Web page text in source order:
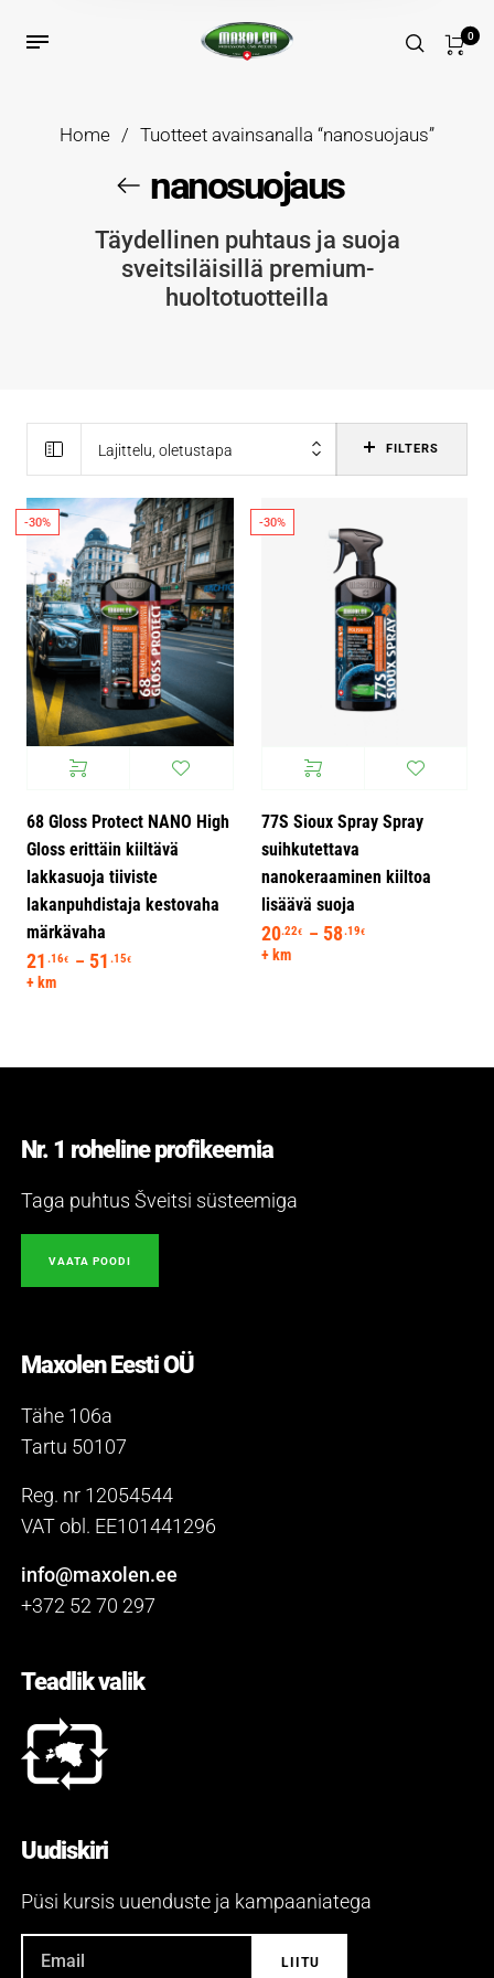
0
Home / Tuotteet avainsanalla “nanosuojaus”
nanosuojaus
Täydellinen puhtaus ja suoja
sveitsiläisillä premium-
huoltotuotteilla
Lajittelu, oletustapa FILTERS
-30%
68 Gloss Protect NANO High
Gloss erittäin kiiltävä
lakkasuoja tiiviste
lakanpuhdistaja kestovaha
märkävaha
21 .16€ – 51 .15€ Hintaluokka: 21.16€ - 51.15€
+ km
-30%
77S Sioux Spray Spray
suihkutettava
nanokeraaminen kiiltoa
lisäävä suoja
20.22€ – 58.19€
+ km
Nr. 1 roheline profikeemia
Taga puhtus Šveitsi süsteemiga
VAATA POODI
Maxolen Eesti OÜ
Tähe 106a
Tartu 50107
Reg. nr 12054544
VAT obl. EE101441296
info@maxolen.ee
+372 52 70 297
Teadlik valik
Uudiskiri
Püsi kursis uuenduste ja kampaaniatega